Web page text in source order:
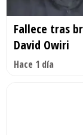
Fallece tras
David Owiri
Hace 1 día